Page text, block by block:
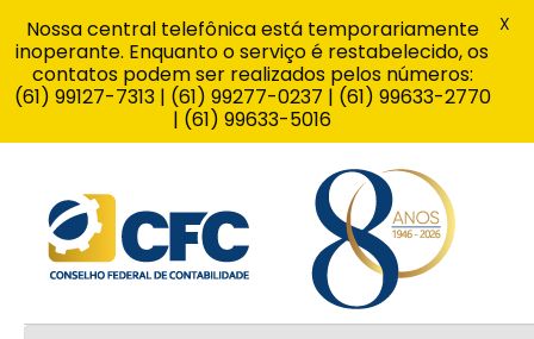
Nossa central telefônica está temporariamente
inoperante. Enquanto o serviço é restabelecido, os
contatos podem ser realizados pelos números:
(61) 99127-7313 | (61) 99277-0237 | (61) 99633-2770
| (61) 99633-5016
X